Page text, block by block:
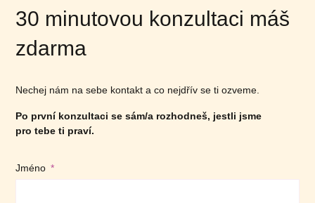
30 minutovou konzultaci máš
zdarma
Nechej nám na sebe kontakt a co nejdřív se ti ozveme.
Po první konzultaci se sám/a rozhodneš, jestli jsme
pro tebe ti praví.
Jméno